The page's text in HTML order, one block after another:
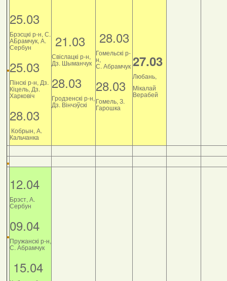
25.03
Брэсцкі р-н, С.
АБрамчук, А.
Сербун
25.03
Пінскі р-н, Дз.
Кіцель, Дз.
Харковіч
28.03
Кобрын, А.
Кальчанка
21.03
Свіслацкі р-н,
Дз. Шыманчук
28.03
Гродзенскі р-н,
Дз. Вінчэўскі
28.03
Гомельскі р-
н,
С. Абрамчук
28.03
Гомель, З.
Гарошка
27.03
Любань,
Мікалай
Верабей
12.04
Брэст, А.
Сербун
09.04
Пружанскі р-н,
С. Абрамчук
15.04